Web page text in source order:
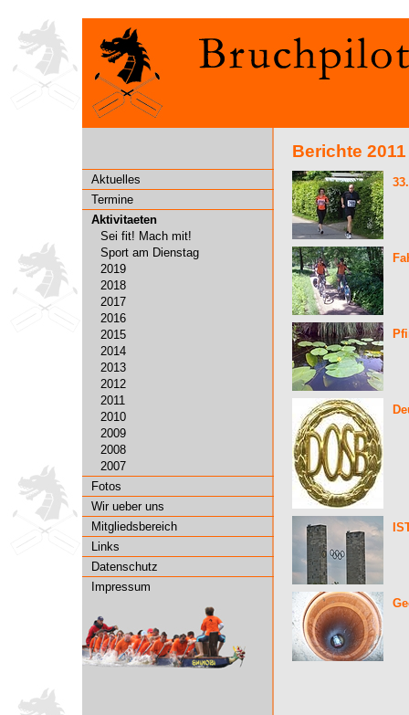
Berichte 2011
Aktuelles
Termine
Aktivitaeten
Sei fit! Mach mit!
Sport am Dienstag
2019
2018
2017
2016
2015
2014
2013
2012
2011
2010
2009
2008
2007
Fotos
Wir ueber uns
Mitgliedsbereich
Links
Datenschutz
Impressum